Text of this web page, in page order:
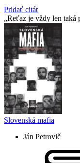
Pridať citát
Reťaz je vždy len taká
Slovenská mafia
Ján Petrovič